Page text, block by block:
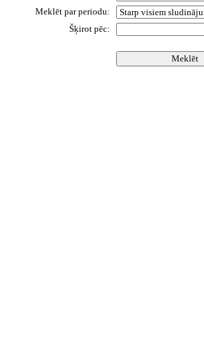
Meklēt par periodu:
Šķirot pēc: